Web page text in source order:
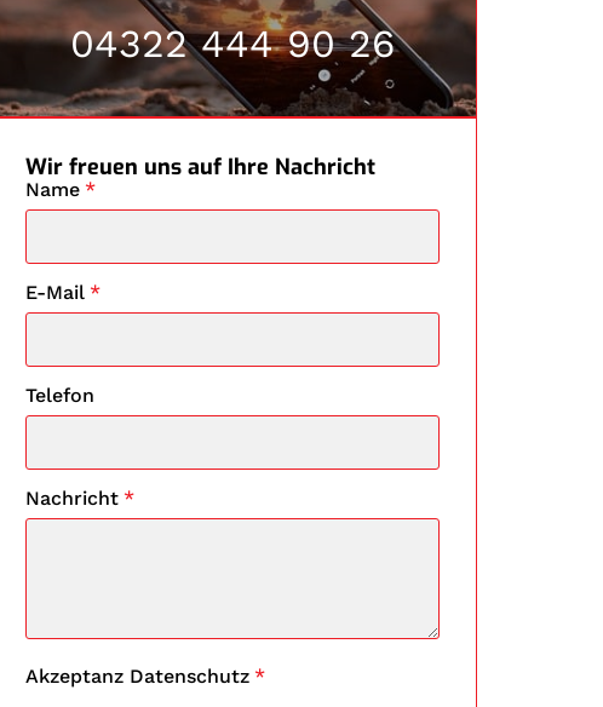
04322 444 90 26
Wir freuen uns auf Ihre Nachricht
Name *
E-Mail *
Telefon
Nachricht *
Akzeptanz Datenschutz *